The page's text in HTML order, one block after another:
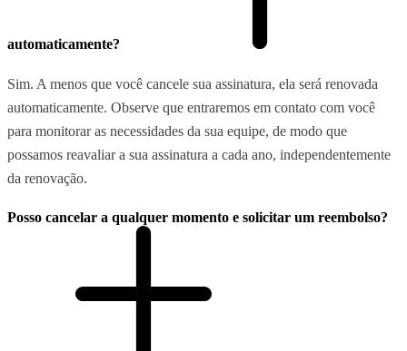
automaticamente?
Sim. A menos que você cancele sua assinatura, ela será renovada
automaticamente. Observe que entraremos em contato com você
para monitorar as necessidades da sua equipe, de modo que
possamos reavaliar a sua assinatura a cada ano, independentemente
da renovação.
Posso cancelar a qualquer momento e solicitar um reembolso?